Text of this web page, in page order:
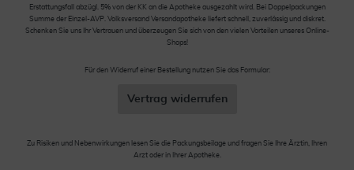
Erstattungsfall abzügl. 5% von der KK an die Apotheke ausgezahlt wird. Bei Doppelpackungen
Summe der Einzel-AVP. Volksversand Versandapotheke liefert schnell, zuverlässig und diskret.
Schenken Sie uns Ihr Vertrauen und überzeugen Sie sich von den vielen Vorteilen unseres Online-
Shops!
Für den Widerruf einer Bestellung nutzen Sie das Formular:
Vertrag widerrufen
Zu Risiken und Nebenwirkungen lesen Sie die Packungsbeilage und fragen Sie Ihre Ärztin, Ihren
Arzt oder in Ihrer Apotheke.